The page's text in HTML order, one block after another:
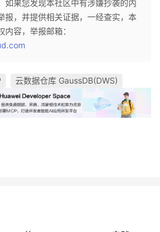
如果您发现本社区中有涉嫌抄袭的内
报，并提供相关证据，一经查实，本
容，举报邮箱：
云数据仓库 GaussDB(DWS)